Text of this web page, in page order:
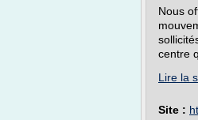
Nous
centre
Lire la
Site :